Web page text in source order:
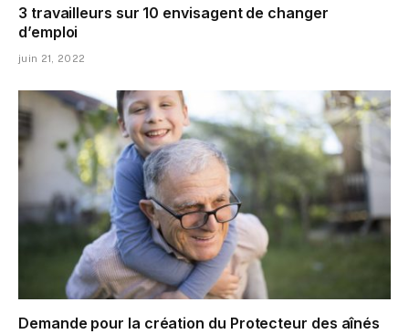
3 travailleurs sur 10 envisagent de changer
d’emploi
juin 21, 2022
Demande pour la création du Protecteur des aînés